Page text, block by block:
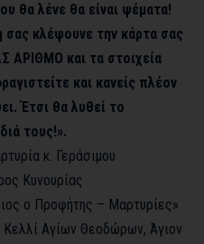
θα λένε θα είναι ψέματα!
σας κλέψουνε την κάρτα σας
ΑΡΙΘΜΟ και τα στοιχεία
και κανείς πλέον
Έτσι θα λυθεί το
τους!».
κ. Γεράσιμου
Κυνουρίας
ο Προφήτης – Μαρτυρίες»
Κελλί Αγίων Θεοδώρων, Άγιον